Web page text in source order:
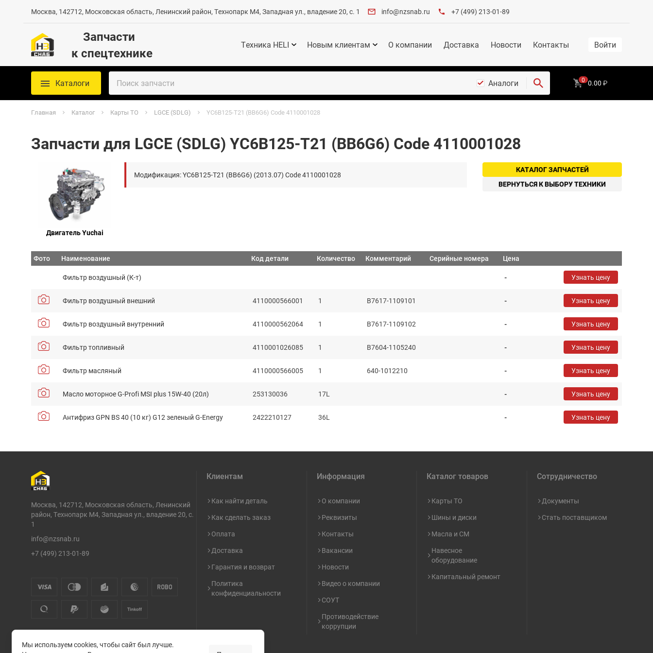
Москва, 142712, Московская область, Ленинский район, Технопарк М4, Западная ул., владение 20, с. 1 info@nzsnab.ru +7 (499) 213-01-89
Запчасти
к спецтехнике
Техника HELI Новым клиентам О компании Доставка Новости Контакты Войти
Каталоги Аналоги 0 0.00 ₽
Главная Каталог Карты ТО LGCE (SDLG) YC6B125-T21 (BB6G6) Code 4110001028
Запчасти для LGCE (SDLG) YC6B125-T21 (BB6G6) Code 4110001028
КАТАЛОГ ЗАПЧАСТЕЙ
ВЕРНУТЬСЯ К ВЫБОРУ ТЕХНИКИ
Двигатель Yuchai
Модификация: YC6B125-T21 (BB6G6) (2013.07) Code 4110001028
Фото Наименование Код детали Количество Комментарий Серийные номера Цена
Фильтр воздушный (К-т) - Узнать цену
Фильтр воздушный внешний 4110000566001 1 B7617-1109101 - Узнать цену
Фильтр воздушный внутренний 4110000562064 1 B7617-1109102 - Узнать цену
Фильтр топливный 4110001026085 1 B7604-1105240 - Узнать цену
Фильтр масляный 4110000566005 1 640-1012210 - Узнать цену
Масло моторное G-Profi MSI plus 15W-40 (20л) 253130036 17L - Узнать цену
Антифриз GPN BS 40 (10 кг) G12 зеленый G-Energy 2422210127 36L - Узнать цену
Москва, 142712, Московская область, Ленинский
район, Технопарк М4, Западная ул., владение 20, с.
1
info@nzsnab.ru
+7 (499) 213-01-89
Клиентам
Как найти деталь
Как сделать заказ
Оплата
Доставка
Гарантия и возврат
Политика
конфиденциальности
Информация
О компании
Реквизиты
Контакты
Вакансии
Новости
Видео о компании
СОУТ
Противодействие
коррупции
Каталог товаров
Карты ТО
Шины и диски
Масла и СМ
Навесное
оборудование
Капитальный ремонт
Сотрудничество
Документы
Стать поставщиком
Мы используем cookies, чтобы сайт был лучше.